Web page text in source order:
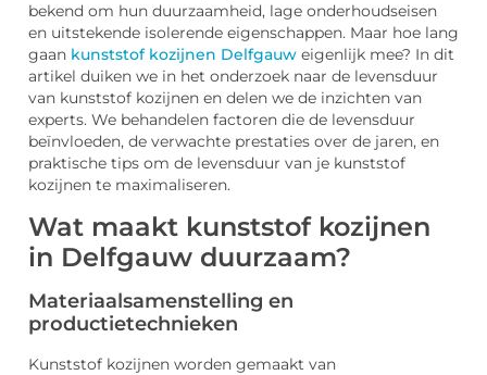
bekend om hun duurzaamheid, lage onderhoudseisen
en uitstekende isolerende eigenschappen. Maar hoe lang
gaan kunststof kozijnen Delfgauw eigenlijk mee? In dit
artikel duiken we in het onderzoek naar de levensduur
van kunststof kozijnen en delen we de inzichten van
experts. We behandelen factoren die de levensduur
beïnvloeden, de verwachte prestaties over de jaren, en
praktische tips om de levensduur van je kunststof
kozijnen te maximaliseren.
Wat maakt kunststof kozijnen
in Delfgauw duurzaam?
Materiaalsamenstelling en
productietechnieken
Kunststof kozijnen worden gemaakt van